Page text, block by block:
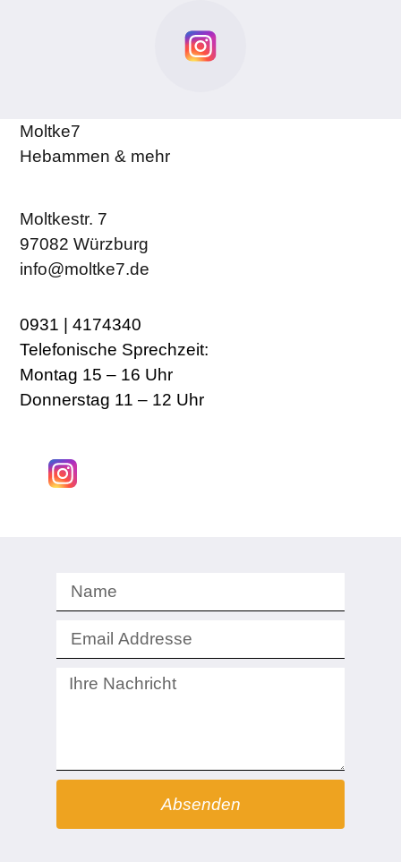
Moltke7
Hebammen & mehr
Moltkestr. 7
97082 Würzburg
info@moltke7.de
0931 | 4174340
Telefonische Sprechzeit:
Montag 15 – 16 Uhr
Donnerstag 11 – 12 Uhr
Absenden